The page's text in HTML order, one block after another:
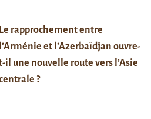
Le rapprochement entre
l’Arménie et l’Azerbaïdjan ouvre-
il une nouvelle route vers l’Asie
?